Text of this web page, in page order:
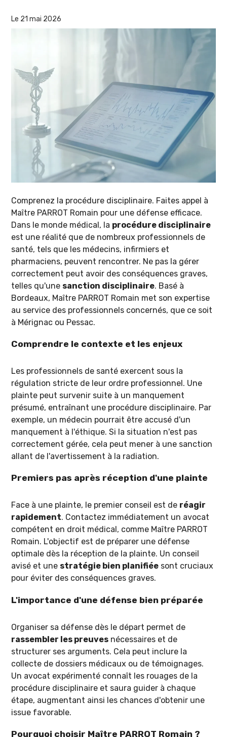
Le 21 mai 2026
Comprenez la procédure disciplinaire. Faites appel à
Maître PARROT Romain pour une défense efficace.
Dans le monde médical, la procédure disciplinaire
est une réalité que de nombreux professionnels de
santé, tels que les médecins, infirmiers et
pharmaciens, peuvent rencontrer. Ne pas la gérer
correctement peut avoir des conséquences graves,
telles qu'une sanction disciplinaire. Basé à
Bordeaux, Maître PARROT Romain met son expertise
au service des professionnels concernés, que ce soit
à Mérignac ou Pessac.
Comprendre le contexte et les enjeux
Les professionnels de santé exercent sous la
régulation stricte de leur ordre professionnel. Une
plainte peut survenir suite à un manquement
présumé, entraînant une procédure disciplinaire. Par
exemple, un médecin pourrait être accusé d'un
manquement à l'éthique. Si la situation n'est pas
correctement gérée, cela peut mener à une sanction
allant de l'avertissement à la radiation.
Premiers pas après réception d'une plainte
Face à une plainte, le premier conseil est de réagir
rapidement. Contactez immédiatement un avocat
compétent en droit médical, comme Maître PARROT
Romain. L'objectif est de préparer une défense
optimale dès la réception de la plainte. Un conseil
avisé et une stratégie bien planifiée sont cruciaux
pour éviter des conséquences graves.
L'importance d'une défense bien préparée
Organiser sa défense dès le départ permet de
rassembler les preuves nécessaires et de
structurer ses arguments. Cela peut inclure la
collecte de dossiers médicaux ou de témoignages.
Un avocat expérimenté connaît les rouages de la
procédure disciplinaire et saura guider à chaque
étape, augmentant ainsi les chances d'obtenir une
issue favorable.
Pourquoi choisir Maître PARROT Romain ?